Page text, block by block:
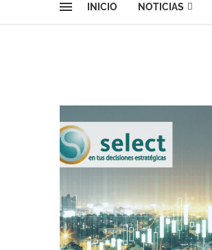
INICIO NOTICIAS